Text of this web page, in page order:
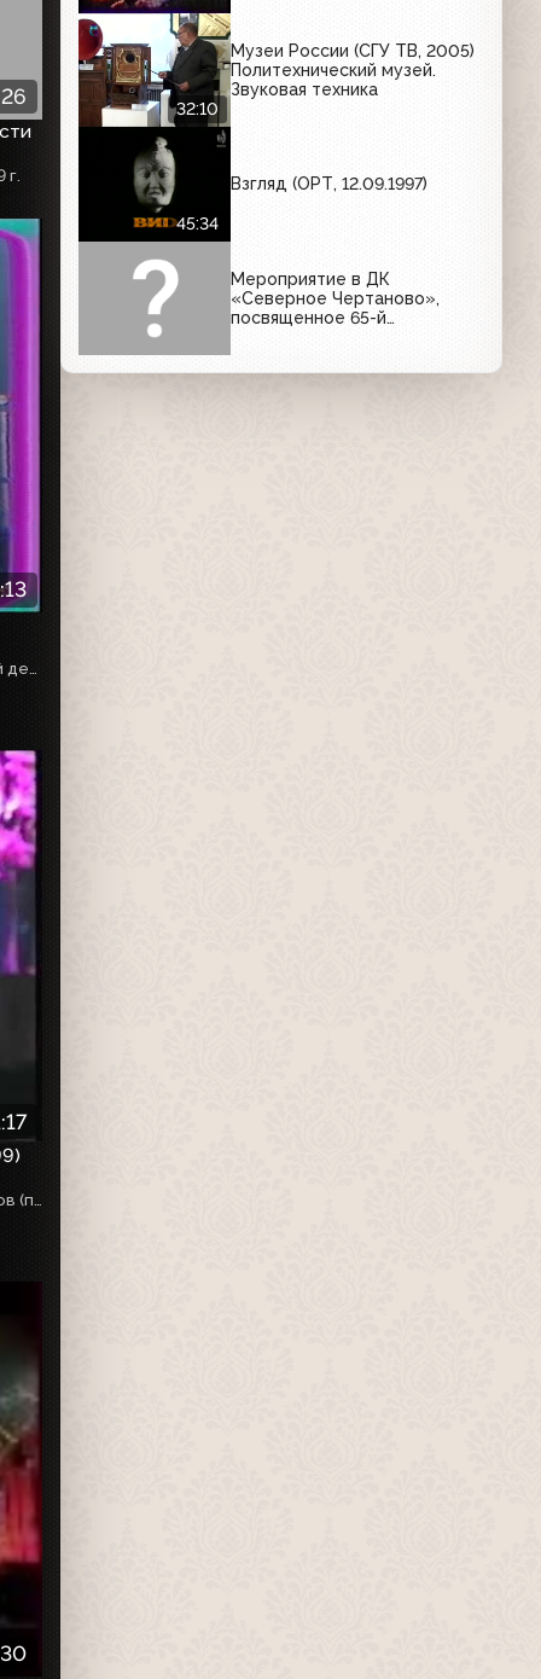
Ведущий - Николай Фоменко. Включает рекламу спонсоров (предположительно перегон с эфирного Betacam SP).
32:10
Музеи России (СГУ ТВ, 2005)
Политехнический музей.
Звуковая техника
45:34
Взгляд (ОРТ, 12.09.1997)
Мероприятие в ДК
«Северное Чертаново»,
посвященное 65-й
20.02.2009)